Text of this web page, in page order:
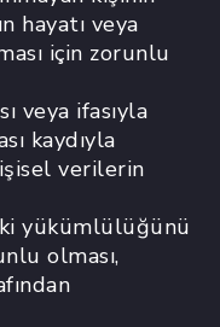
hayatı veya
için zorunlu
veya ifasıyla
kaydıyla
verilerin
yükümlülüğünü
olması,